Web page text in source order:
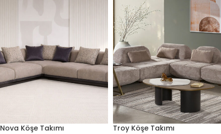
Nova Köşe Takımı
Troy Köşe Takımı